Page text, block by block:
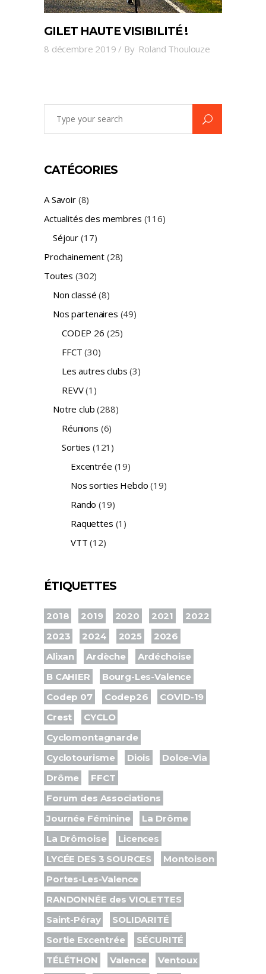
GILET HAUTE VISIBILITÉ !
8 décembre 2019 By Roland Thoulouze
CATÉGORIES
A Savoir(8)
Actualités des membres (116)
Séjour (17)
Prochainement (28)
Toutes (302)
Non classé (8)
Nos partenaires (49)
CODEP 26 (25)
FFCT (30)
Les autres clubs (3)
REVV(1)
Notre club (288)
Réunions (6)
Sorties (121)
Excentrée (19)
Nos sorties Hebdo (19)
Rando (19)
Raquettes (1)
VTT (12)
ÉTIQUETTES
2018 2019 2020 2021
2022
2023
2024 2025
2026
Alixan
Ardèche
Ardéchoise
B CAHIER
Bourg-Les-Valence
Codep 07
Codep26
COVID-19
Crest
CYCLO
Cyclomontagnarde
Cyclotourisme
Diois
Dolce-Via
Drôme
FFCT
Forum des Associations
Journée Féminine
La Drôme
La Drômoise
Licences
LYCÉE DES 3 SOURCES
Montoison
Portes-Les-Valence
RANDONNÉE des VIOLETTES
Saint-Péray
SOLIDARITÉ
Sortie Excentrée
SÉCURITÉ
TÉLÉTHON
Valence
Ventoux